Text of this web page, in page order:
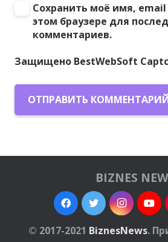
Сохранить моё имя, email
этом браузере для
комментариев.
Защищено BestWebSoft
ОТПРАВИТЬ
BIZNES
© 2017-2021 BiznesNews.